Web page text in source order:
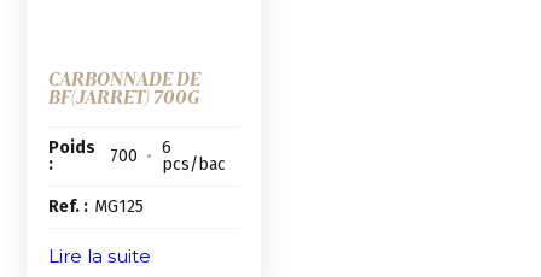
CARBONNADE DE
BF(JARRET) 700G
Poids
:
700 • 6
pcs/bac
Ref. : MG125
Lire la suite